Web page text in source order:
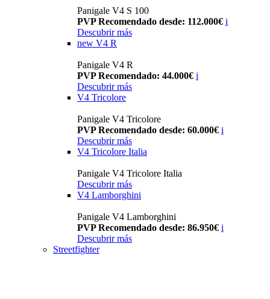
Panigale V4 S 100
PVP Recomendado desde: 112.000€ i
Descubrir más
new V4 R
Panigale V4 R
PVP Recomendado: 44.000€ i
Descubrir más
V4 Tricolore
Panigale V4 Tricolore
PVP Recomendado desde: 60.000€ i
Descubrir más
V4 Tricolore Italia
Panigale V4 Tricolore Italia
Descubrir más
V4 Lamborghini
Panigale V4 Lamborghini
PVP Recomendado desde: 86.950€ i
Descubrir más
Streetfighter